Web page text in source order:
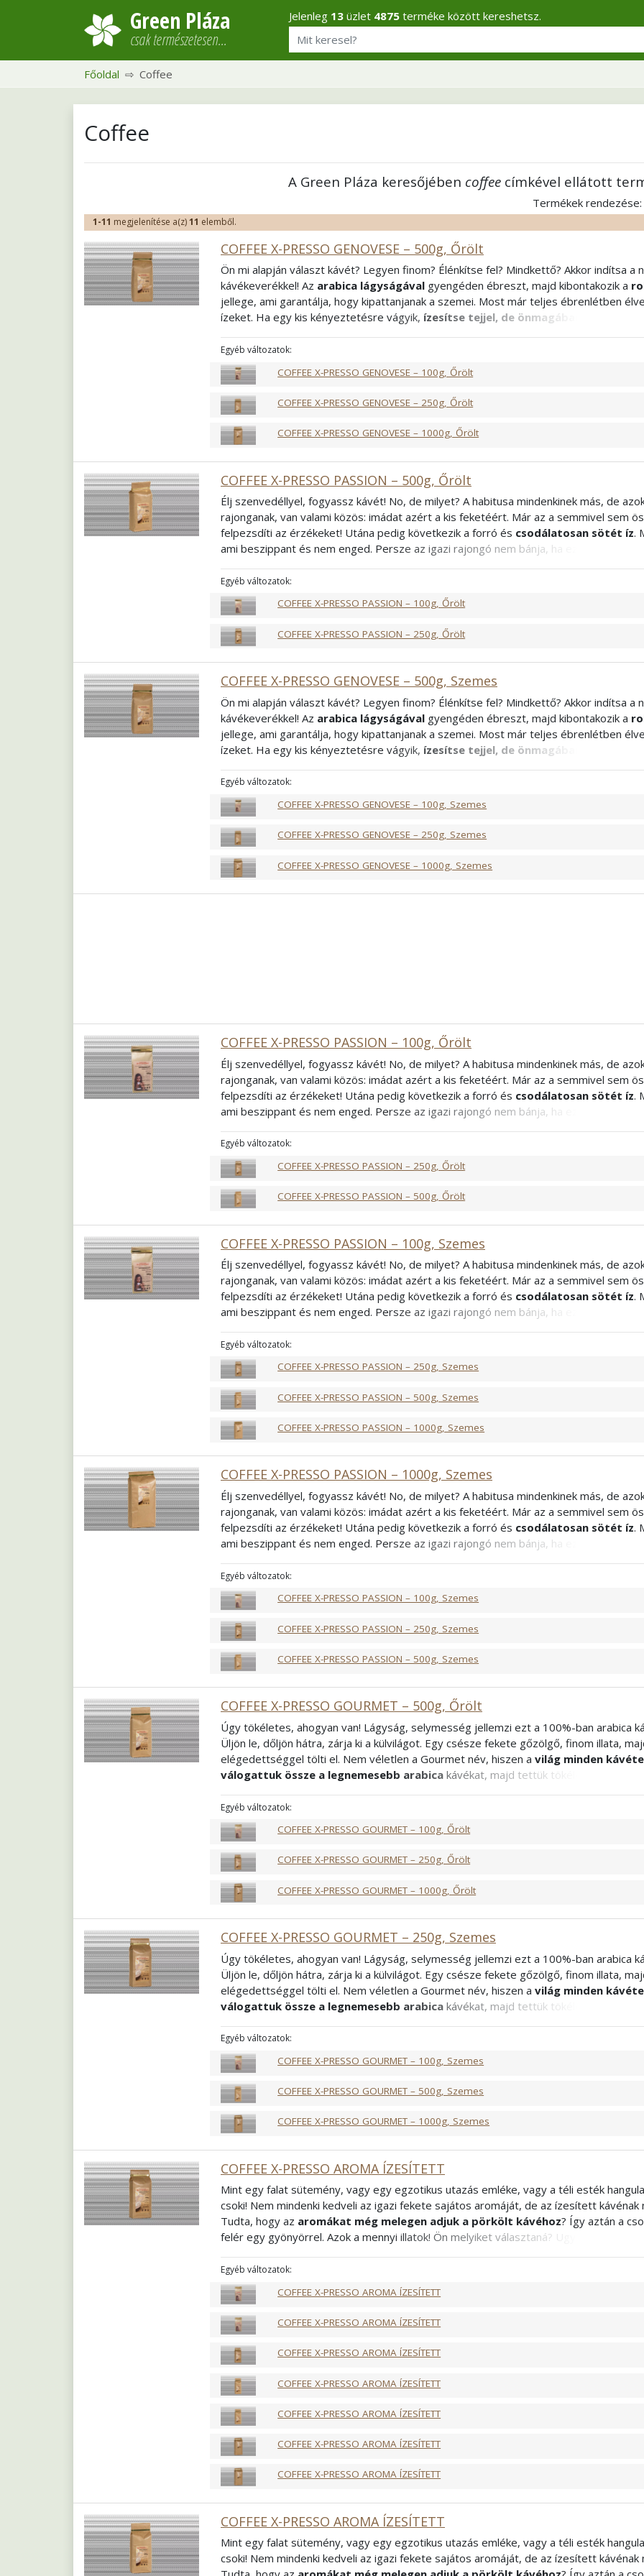
Green Pláza
csak természetesen…
Jelenleg 13 üzlet 4875 terméke között kereshetsz.
Főoldal Coffee
Coffee
A Green Pláza keresőjében coffeecímkével ellátott
Termékek rendezése:
1-11 megjelenítése a(z)11 elemből.
COFFEE X-PRESSO GENOVESE – 500g, Őrölt
Ön mi alapján választ kávét? Legyen finom? Élénkítse fel? Mindkettő? Akkor indítsa a
kávékeverékkel! Az arabica lágyságával gyengéden ébreszt, majd kibontakozik a
jellege, ami garantálja, hogy kipattanjanak a szemei. Most már teljes ébrenlétben
ízeket. Ha egy kis kényeztetésre vágyik, ízesítse tejjel, de önmagában fogyasztva
egyedül, akár kollégáival és barátaival együtt. Az ázsiai és dél-amerikai
keverékünk mindenki számára kellemes élményt nyújt.
Összetétel60% Arabica, 40% Robusta
Pörkölés
Közép francia
Őrlés
Egyéb változatok:
COFFEE X-PRESSO GENOVESE – 100g, Őrölt
COFFEE X-PRESSO GENOVESE – 250g, Őrölt
COFFEE X-PRESSO GENOVESE – 1000g, Őrölt
COFFEE X-PRESSO PASSION – 500g, Őrölt
Élj szenvedéllyel, fogyassz kávét! No, de milyet? A habitusa mindenkinek más, de
rajonganak, van valami közös: imádat azért a kis feketéért. Már az a semmivel sem
felpezsdíti az érzékeket! Utána pedig következik a forró és csodálatosan sötét íz.
ami beszippant és nem enged. Persze az igazi rajongó nem bánja, ha ez a varázslat
Passiont, amely az
Összetétel60% Arabica, 40% Robusta
Pörkölés
Őrlés
Szemes
Egyéb változatok:
COFFEE X-PRESSO PASSION – 100g, Őrölt
COFFEE X-PRESSO PASSION – 250g, Őrölt
COFFEE X-PRESSO GENOVESE – 500g, Szemes
Ön mi alapján választ kávét? Legyen finom? Élénkítse fel? Mindkettő? Akkor indítsa a
kávékeverékkel! Az arabica lágyságával gyengéden ébreszt, majd kibontakozik a
jellege, ami garantálja, hogy kipattanjanak a szemei. Most már teljes ébrenlétben
ízeket. Ha egy kis kényeztetésre vágyik, ízesítse tejjel, de önmagában fogyasztva
egyedül, akár kollégáival és barátaival együtt. Az ázsiai és dél-amerikai
keverékünk mindenki számára kellemes élményt nyújt.
Összetétel60% Arabica, 40% Robusta
Pörkölés
Közép francia
Őrlés
Egyéb változatok:
COFFEE X-PRESSO GENOVESE – 100g, Szemes
COFFEE X-PRESSO GENOVESE – 250g, Szemes
COFFEE X-PRESSO GENOVESE – 1000g, Szemes
COFFEE X-PRESSO PASSION – 100g, Őrölt
Élj szenvedéllyel, fogyassz kávét! No, de milyet? A habitusa mindenkinek más, de
rajonganak, van valami közös: imádat azért a kis feketéért. Már az a semmivel sem
felpezsdíti az érzékeket! Utána pedig következik a forró és csodálatosan sötét íz.
ami beszippant és nem enged. Persze az igazi rajongó nem bánja, ha ez a varázslat
Passiont, amely az
Összetétel
Pörkölés
Őrlés
Szemes
Egyéb változatok:
COFFEE X-PRESSO PASSION – 250g, Őrölt
COFFEE X-PRESSO PASSION – 500g, Őrölt
COFFEE X-PRESSO PASSION – 100g, Szemes
Élj szenvedéllyel, fogyassz kávét! No, de milyet? A habitusa mindenkinek más, de
rajonganak, van valami közös: imádat azért a kis feketéért. Már az a semmivel sem
felpezsdíti az érzékeket! Utána pedig következik a forró és csodálatosan sötét íz.
ami beszippant és nem enged. Persze az igazi rajongó nem bánja, ha ez a varázslat
Passiont, amely az
Összetétel60% Arabica, 40% Robusta
Pörkölés
Őrlés
Szemes
Egyéb változatok:
COFFEE X-PRESSO PASSION – 250g, Szemes
COFFEE X-PRESSO PASSION – 500g, Szemes
COFFEE X-PRESSO PASSION – 1000g, Szemes
COFFEE X-PRESSO PASSION – 1000g, Szemes
Élj szenvedéllyel, fogyassz kávét! No, de milyet? A habitusa mindenkinek más, de
rajonganak, van valami közös: imádat azért a kis feketéért. Már az a semmivel sem
felpezsdíti az érzékeket! Utána pedig következik a forró és csodálatosan sötét íz.
ami beszippant és nem enged. Persze az igazi rajongó nem bánja, ha ez a varázslat
Passiont, amely az
Összetétel
Pörkölés
Őrlés
Szemes
Egyéb változatok:
COFFEE X-PRESSO PASSION – 100g, Szemes
COFFEE X-PRESSO PASSION – 250g, Szemes
COFFEE X-PRESSO PASSION – 500g, Szemes
COFFEE X-PRESSO GOURMET – 500g, Őrölt
Úgy tökéletes, ahogyan van! Lágyság, selymesség jellemzi ezt a 100%-ban arabica
Üljön le, dőljön hátra, zárja ki a külvilágot. Egy csésze fekete gőzölgő, finom illata,
elégedettséggel tölti el. Nem véletlen a Gourmet név, hiszen a világ minden
válogattuk össze a legnemesebb arabica kávékat, majd tettük tökéletessé az
beszélgetésekhez is kitűnő választás. „Ilyen jó kávét még nem is ittunk!” – mondják a
össze, hiszen Ön és mi tudjuk a titkot: igen ez a Gourmet.
Összetétel100% Arabica
Pörkölés
Közép francia
Őrlés
Egyéb változatok:
COFFEE X-PRESSO GOURMET – 100g, Őrölt
COFFEE X-PRESSO GOURMET – 250g, Őrölt
COFFEE X-PRESSO GOURMET – 1000g, Őrölt
COFFEE X-PRESSO GOURMET – 250g, Szemes
Úgy tökéletes, ahogyan van! Lágyság, selymesség jellemzi ezt a 100%-ban arabica
Üljön le, dőljön hátra, zárja ki a külvilágot. Egy csésze fekete gőzölgő, finom illata,
elégedettséggel tölti el. Nem véletlen a Gourmet név, hiszen a világ minden
válogattuk össze a legnemesebb arabica kávékat, majd tettük tökéletessé az
beszélgetésekhez is kitűnő választás. „Ilyen jó kávét még nem is ittunk!” – mondják a
össze, hiszen Ön és mi tudjuk a titkot: igen ez a Gourmet.
Összetétel100% Arabica
Pörkölés
Közép francia
Őrlés
Egyéb változatok:
COFFEE X-PRESSO GOURMET – 100g, Szemes
COFFEE X-PRESSO GOURMET – 500g, Szemes
COFFEE X-PRESSO GOURMET – 1000g, Szemes
COFFEE X-PRESSO AROMA ÍZESÍTETT
Mint egy falat sütemény, vagy egy egzotikus utazás emléke, vagy a téli esték
csoki! Nem mindenki kedveli az igazi fekete sajátos aromáját, de az ízesített kávénak
Tudta, hogy az aromákat még melegen adjuk a pörkölt kávéhoz? Így aztán a
felér egy gyönyörrel. Azok a mennyi illatok! Ön melyiket választaná? Ugye, hogy nem
tejalapú italok elkészítéséhez, tejes kávékhoz ajánljuk
fogyaszthatja. Egy ilyen kávé után - higgye el - még a kedve is jobb lesz!
Pörkölés
Közép francia
Őrlés
Szemes
Egyéb változatok:
COFFEE X-PRESSO AROMA ÍZESÍTETT
COFFEE X-PRESSO AROMA ÍZESÍTETT
COFFEE X-PRESSO AROMA ÍZESÍTETT
COFFEE X-PRESSO AROMA ÍZESÍTETT
COFFEE X-PRESSO AROMA ÍZESÍTETT
COFFEE X-PRESSO AROMA ÍZESÍTETT
COFFEE X-PRESSO AROMA ÍZESÍTETT
COFFEE X-PRESSO AROMA ÍZESÍTETT
Mint egy falat sütemény, vagy egy egzotikus utazás emléke, vagy a téli esték
csoki! Nem mindenki kedveli az igazi fekete sajátos aromáját, de az ízesített kávénak